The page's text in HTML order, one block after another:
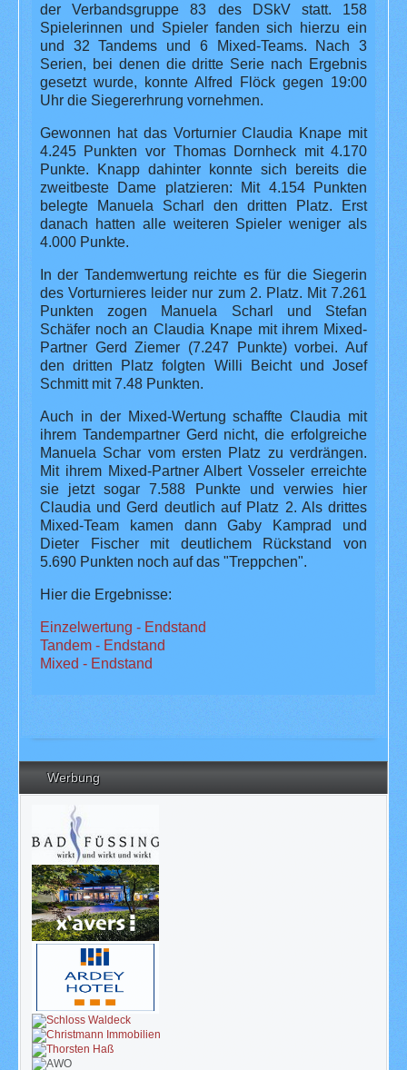
Werbung
der Verbandsgruppe 83 des DSkV statt. 158
Spielerinnen und Spieler fanden sich hierzu ein
und 32 Tandems und 6 Mixed-Teams. Nach 3
Serien, bei denen die dritte Serie nach Ergebnis
gesetzt wurde, konnte Alfred Flöck gegen 19:00
Uhr die Siegererhrung vornehmen.
Gewonnen hat das Vorturnier Claudia Knape mit
4.245 Punkten vor Thomas Dornheck mit 4.170
Punkte. Knapp dahinter konnte sich bereits die
zweitbeste Dame platzieren: Mit 4.154 Punkten
belegte Manuela Scharl den dritten Platz. Erst
danach hatten alle weiteren Spieler weniger als
4.000 Punkte.
In der Tandemwertung reichte es für die Siegerin
des Vorturnieres leider nur zum 2. Platz. Mit 7.261
Punkten zogen Manuela Scharl und Stefan
Schäfer noch an Claudia Knape mit ihrem Mixed-
Partner Gerd Ziemer (7.247 Punkte) vorbei. Auf
den dritten Platz folgten Willi Beicht und Josef
Schmitt mit 7.48 Punkten.
Auch in der Mixed-Wertung schaffte Claudia mit
ihrem Tandempartner Gerd nicht, die erfolgreiche
Manuela Schar vom ersten Platz zu verdrängen.
Mit ihrem Mixed-Partner Albert Vosseler erreichte
sie jetzt sogar 7.588 Punkte und verwies hier
Claudia und Gerd deutlich auf Platz 2. Als drittes
Mixed-Team kamen dann Gaby Kamprad und
Dieter Fischer mit deutlichem Rückstand von
5.690 Punkten noch auf das "Treppchen".
Hier die Ergebnisse:
Einzelwertung - Endstand
Tandem - Endstand
Mixed - Endstand